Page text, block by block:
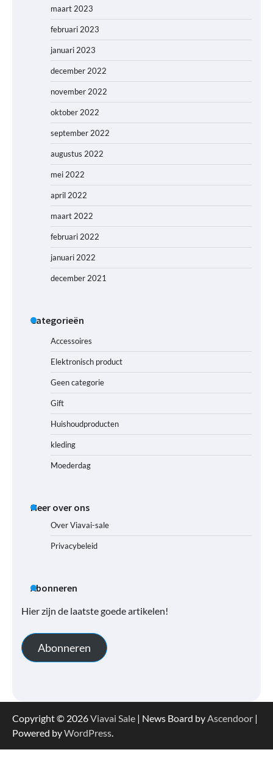
maart 2023
februari 2023
januari 2023
december 2022
november 2022
oktober 2022
september 2022
augustus 2022
mei 2022
april 2022
maart 2022
februari 2022
januari 2022
december 2021
Categorieën
Accessoires
Elektronisch product
Geen categorie
Gift
Huishoudproducten
kleding
Moederdag
Meer over ons
Over Viavai-sale
Privacybeleid
Abonneren
Hier zijn de laatste goede artikelen!
Abonneren
Copyright © 2026Viavai Sale | News Board by Ascendoor |
Powered byWordPress